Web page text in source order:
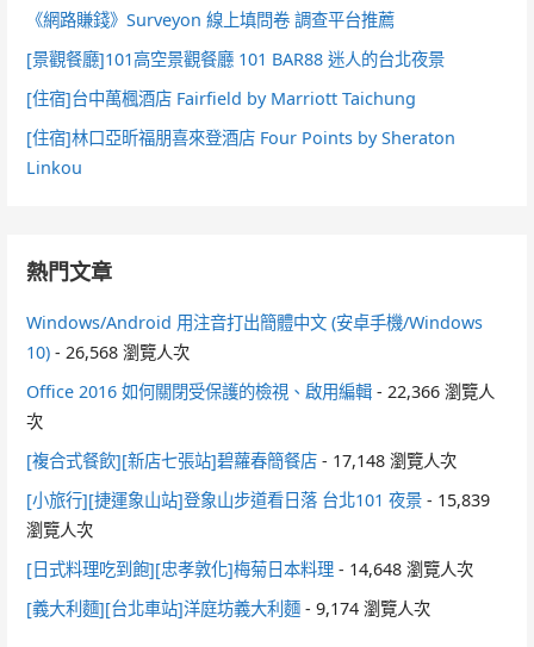
《網路賺錢》Surveyon 線上填問卷 調查平台推薦
[景觀餐廳]101高空景觀餐廳 101 BAR88 迷人的台北夜景
[住宿]台中萬楓酒店 Fairfield by Marriott Taichung
[住宿]林口亞昕福朋喜來登酒店 Four Points by Sheraton
Linkou
熱門文章
Windows/Android 用注音打出簡體中文 (安卓手機/Windows
10) - 26,568 瀏覽人次
Office 2016 如何關閉受保護的檢視、啟用編輯 - 22,366 瀏覽人
次
[複合式餐飲][新店七張站]碧蘿春簡餐店 - 17,148 瀏覽人次
[小旅行][捷運象山站]登象山步道看日落 台北101 夜景 - 15,839
瀏覽人次
[日式料理吃到飽][忠孝敦化]梅菊日本料理 - 14,648 瀏覽人次
[義大利麵][台北車站]洋庭坊義大利麵 - 9,174 瀏覽人次